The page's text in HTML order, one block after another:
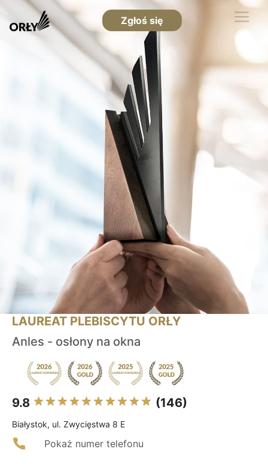
Zgłoś się
LAUREAT PLEBISCYTU ORŁY
Anles - osłony na okna
9.8 (146)
Białystok, ul. Zwycięstwa 8 E
Pokaż numer telefonu